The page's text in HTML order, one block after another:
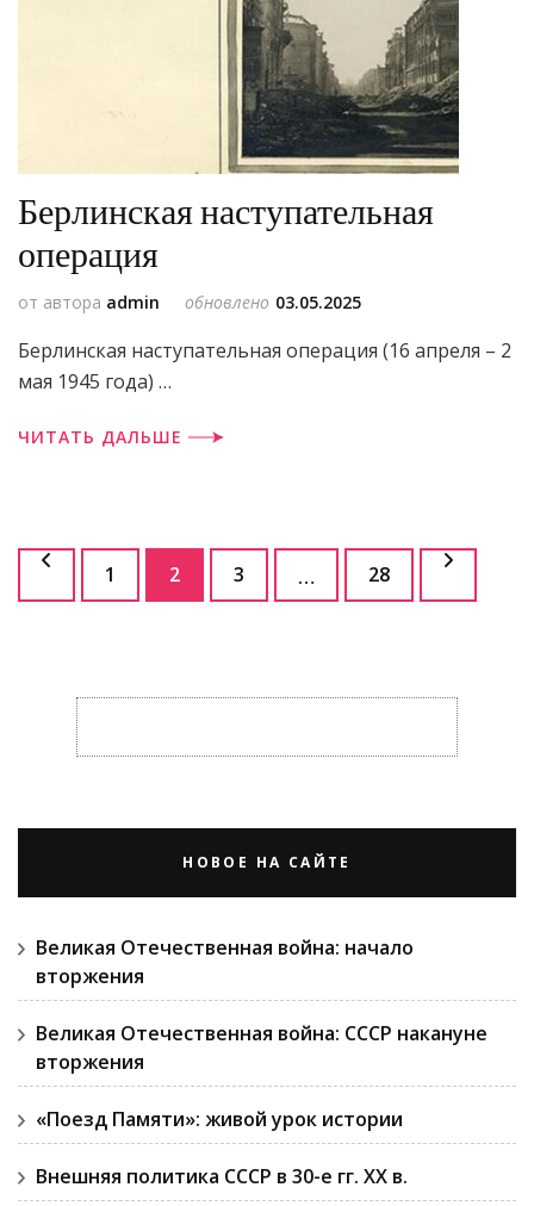
Берлинская наступательная
операция
от автора admin обновлено 03.05.2025
Берлинская наступательная операция (16 апреля – 2
мая 1945 года) …
ЧИТАТЬ ДАЛЬШЕ
Пагинация
записейСтраница
1 Страница
2 Страница
3 … Страница
28
НОВОЕ НА САЙТЕ
Великая Отечественная война: начало
вторжения
Великая Отечественная война: СССР накануне
вторжения
«Поезд Памяти»: живой урок истории
Внешняя политика СССР в 30-е гг. ХХ в.